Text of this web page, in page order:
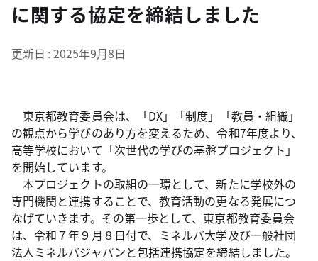
に関する協定を締結しました
更新日 2025年9月8日
東京都教育委員会は、「DX」「制度」「教員・組織」
の観点から学びのあり方を変えるため、令和7年度より、
高等学校において「次世代の学びの基盤プロジェクト」
を開始しています。
本プロジェクトの取組の一環として、新たに学校外の
専門機関と連携することで、教育活動の更なる発展につ
なげていきます。その第一歩として、東京都教育委員会
は、令和７年９月８日付で、ミネルバ大学及び一般社団
法人ミネルバジャパンと包括連携協定を締結しました。